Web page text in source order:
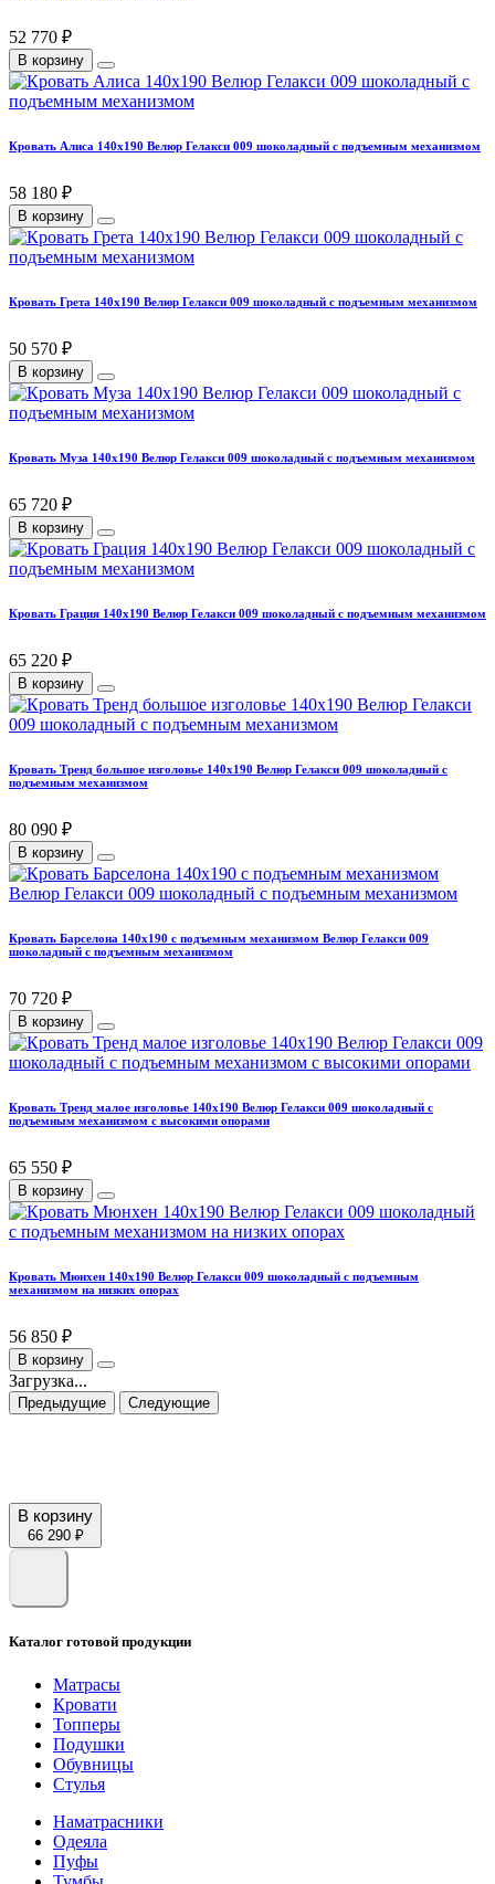
52 770 ₽
В корзину
Кровать Алиса 140х190 Велюр Гелакси 009 шоколадный с подъемным механизмом
58 180 ₽
В корзину
Кровать Грета 140х190 Велюр Гелакси 009 шоколадный с подъемным механизмом
50 570 ₽
В корзину
Кровать Муза 140х190 Велюр Гелакси 009 шоколадный с подъемным механизмом
65 720 ₽
В корзину
Кровать Грация 140х190 Велюр Гелакси 009 шоколадный с подъемным механизмом
65 220 ₽
В корзину
Кровать Тренд большое изголовье 140х190 Велюр Гелакси 009 шоколадный с
подъемным механизмом
80 090 ₽
В корзину
Кровать Барселона 140х190 с подъемным механизмом Велюр Гелакси 009
шоколадный с подъемным механизмом
70 720 ₽
В корзину
Кровать Тренд малое изголовье 140х190 Велюр Гелакси 009 шоколадный с
подъемным механизмом с высокими опорами
65 550 ₽
В корзину
Кровать Мюнхен 140х190 Велюр Гелакси 009 шоколадный с подъемным
механизмом на низких опорах
56 850 ₽
В корзину
Загрузка...
Предыдущие Следующие
В корзину
66 290 ₽
Каталог готовой продукции
Матрасы
Кровати
Топперы
Подушки
Обувницы
Стулья
Наматрасники
Одеяла
Пуфы